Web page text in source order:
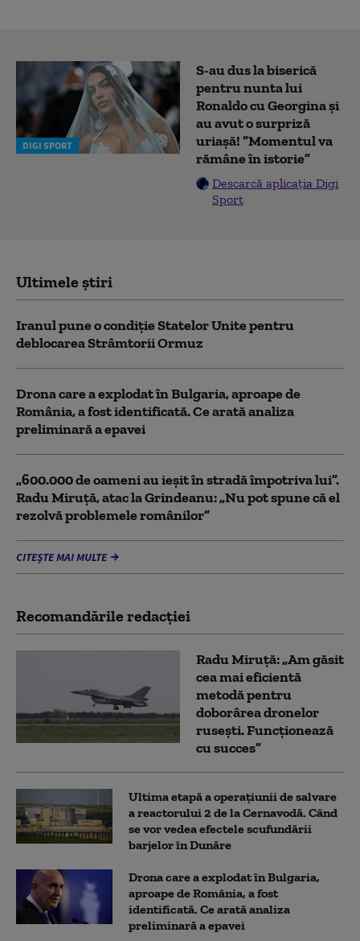
DIGI SPORT
S-au dus la biserică
pentru nunta lui
Ronaldo cu Georgina și
au avut o surpriză
uriașă! ”Momentul va
rămâne în istorie”
Descarcă aplicația Digi
Sport
Ultimele știri
Iranul pune o condiție Statelor Unite pentru
deblocarea Strâmtorii Ormuz
Drona care a explodat în Bulgaria, aproape de
România, a fost identificată. Ce arată analiza
preliminară a epavei
„600.000 de oameni au ieșit în stradă împotriva lui”.
Radu Miruță, atac la Grindeanu: „Nu pot spune că el
rezolvă problemele românilor”
CITEȘTE MAI MULTE
Recomandările redacţiei
Radu Miruță: „Am găsit
cea mai eficientă
metodă pentru
doborârea dronelor
rusești. Funcționează
cu succes”
Ultima etapă a operațiunii de salvare
a reactorului 2 de la Cernavodă. Când
se vor vedea efectele scufundării
barjelor în Dunăre
Drona care a explodat în Bulgaria,
aproape de România, a fost
identificată. Ce arată analiza
preliminară a epavei